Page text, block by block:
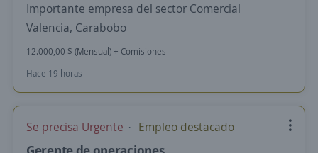
Importante empresa del sector Comercial
Valencia, Carabobo
12.000,00 $ (Mensual) + Comisiones
Hace 19 horas
Se precisa Urgente Empleo destacado